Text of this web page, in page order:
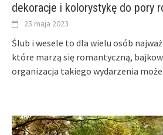
dekoracje i kolorystykę do pory
25 maja 2023
Ślub i wesele to dla wielu osób
które marzą się romantyczną,
organizacja takiego wydarzenia może